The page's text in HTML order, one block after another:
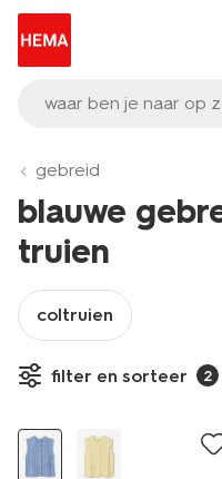
waar ben je naar op
gebreid
blauwe
truien
coltruien
filter en sorteer 2
nieuw